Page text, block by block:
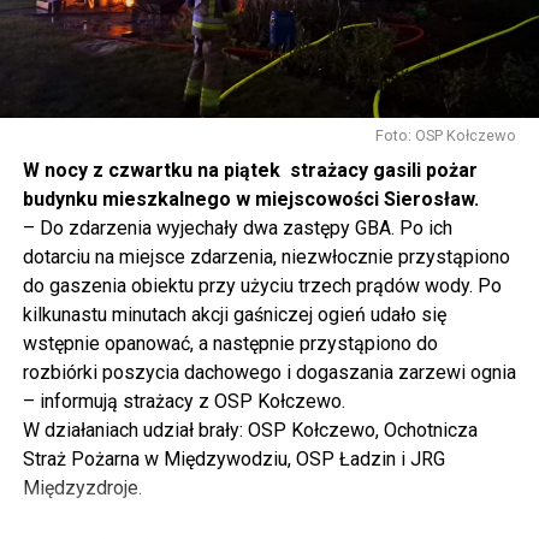
mówię, tutaj, na wyspie Wolin, na wyspie Uznam, Polska
się tutaj nie kończy, Polska się tutaj zaczyna.
Gdyby nie determinacja rządu Prawa i Sprawiedliwości,
to tunel pod Świną do dzisiaj byłby w sferze
projektowania i dyskusji. Ważny tutaj był wkład
samorządu, ale to rząd PiS podjął w tej sprawie
najważniejsze decyzje. Powstał dzięki ogromnej
determinacji rządu najpierw Pani Premier Beaty Szydło,
a następnie Pana Premiera Mateusza Morawieckiego.
Chciałbym podziękować Panu Premierowi za to jak
osobiście pilnował powstania tej inwestycji. Cieszymy
się, że turyści również korzystają z tunelu, cieszymy się,
że wśród tych 4 milionów samochodów, które
przejechały już otwartym tunelem w Świnoujściu,
przyjechało tutaj do nas tak wielu turystów z zagranicy
– powiedział Wiceprezes PiS Joachim Brudziński w
Foto: OSP Kołczewo
W nocy z czwartku na piątek strażacy gasili pożar
budynku mieszkalnego w miejscowości Sierosław.
– Do zdarzenia wyjechały dwa zastępy GBA. Po ich
dotarciu na miejsce zdarzenia, niezwłocznie przystąpiono
do gaszenia obiektu przy użyciu trzech prądów wody. Po
kilkunastu minutach akcji gaśniczej ogień udało się
wstępnie opanować, a następnie przystąpiono do
rozbiórki poszycia dachowego i dogaszania zarzewi ognia
– informują strażacy z OSP Kołczewo.
W działaniach udział brały: OSP Kołczewo, Ochotnicza
Straż Pożarna w Międzywodziu, OSP Ładzin i JRG
Międzyzdroje.